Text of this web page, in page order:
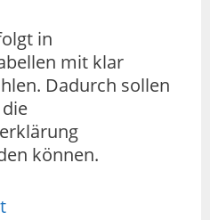
in
mit klar
Dadurch sollen
können.